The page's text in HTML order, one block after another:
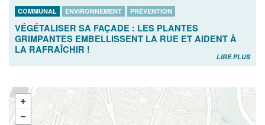
COMMUNAL ENVIRONNEMENT PRÉVENTION
VÉGÉTALISER SA FAÇADE : LES PLANTES
GRIMPANTES EMBELLISSENT LA RUE ET AIDENT À
LA RAFRAÎCHIR !
LIRE PLUS